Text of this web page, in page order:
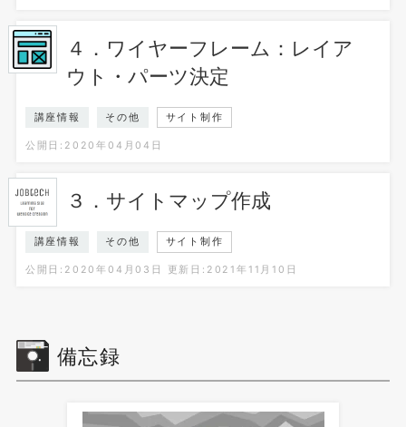
４．ワイヤーフレーム：レイア
ウト・パーツ決定
講座情報 その他 サイト制作
公開日:2020年04月04日
３．サイトマップ作成
講座情報 その他 サイト制作
公開日:2020年04月03日 更新日:2021年11月10日
備忘録